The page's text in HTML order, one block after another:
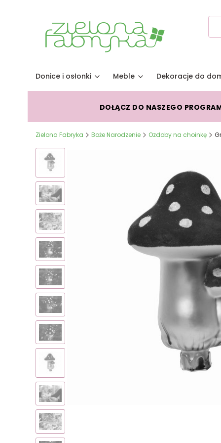
Donice i osłonki Meble Dekoracje do
DOŁĄCZ DO NASZEGO
Zielona Fabryka Boże Narodzenie Ozdoby na choinkę